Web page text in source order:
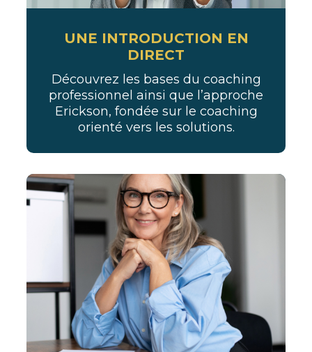
UNE INTRODUCTION EN
DIRECT
Découvrez les bases du coaching
professionnel ainsi que l’approche
Erickson, fondée sur le coaching
orienté vers les solutions.